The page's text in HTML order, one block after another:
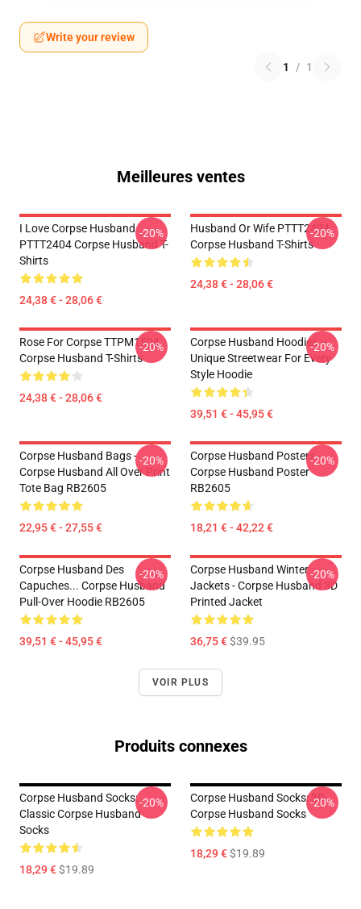
Write your review
1 / 1
Meilleures ventes
I Love Corpse Husband
PTTT2404 Corpse Husband T-
Shirts
24,38 € - 28,06 €
-20%
Husband Or Wife PTTT2404
Corpse Husband T-Shirts
24,38 € - 28,06 €
-20%
Rose For Corpse TTPM1504
Corpse Husband T-Shirts
24,38 € - 28,06 €
-20%
Corpse Husband Hoodies –
Unique Streetwear For Every
Style Hoodie
39,51 € - 45,95 €
-20%
Corpse Husband Bags -
Corpse Husband All Over Print
Tote Bag RB2605
22,95 € - 27,55 €
-20%
Corpse Husband Posters -
Corpse Husband Poster
RB2605
18,21 € - 42,22 €
-20%
Corpse Husband Des
Capuches... Corpse Husband
Pull-Over Hoodie RB2605
39,51 € - 45,95 €
-20%
Corpse Husband Winter
Jackets - Corpse Husband 3D
Printed Jacket
36,75 €$39.95
-20%
VOIR PLUS
Produits connexes
Corpse Husband Socks:
Classic Corpse Husband
Socks
18,29 €$19.89
-20%
Corpse Husband Socks: 3D
Corpse Husband Socks
18,29 €$19.89
-20%